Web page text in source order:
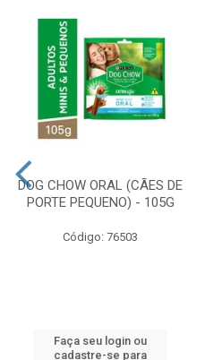
DOG CHOW ORAL (CÃES DE
PORTE PEQUENO) - 105G
Código: 76503
Faça seu login ou
cadastre-se para